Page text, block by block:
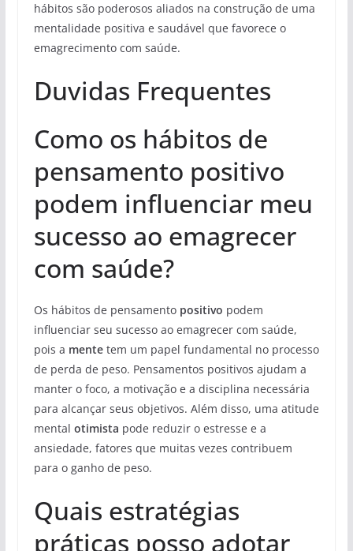
hábitos são poderosos aliados na construção de uma
mentalidade positiva e saudável que favorece o
emagrecimento com saúde.
Duvidas Frequentes
Como os hábitos de
pensamento positivo
podem influenciar meu
sucesso ao emagrecer
com saúde?
Os hábitos de pensamento positivo podem
influenciar seu sucesso ao emagrecer com saúde,
pois a mentetem um papel fundamental no processo
de perda de peso. Pensamentos positivos ajudam a
manter o foco, a motivação e a disciplina necessária
para alcançar seus objetivos. Além disso, uma atitude
mental otimista pode reduzir o estresse e a
ansiedade, fatores que muitas vezes contribuem
para o ganho de peso.
Quais estratégias
práticas posso adotar